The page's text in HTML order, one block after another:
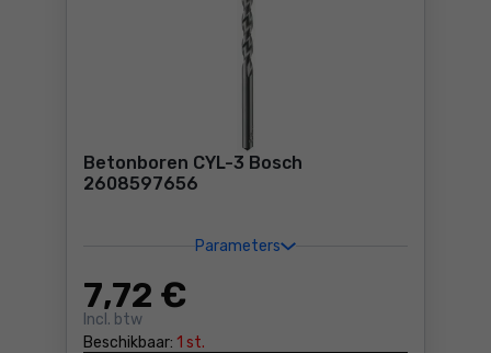
Betonboren CYL-3 Bosch
2608597656
Parameters
7,72 €
Incl. btw
Beschikbaar: 1 st.